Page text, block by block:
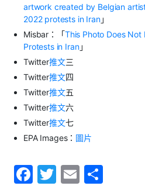
artwork created by Belgian
2022 protests in Iran」
Misbar：「This Photo Does Not
Protests in Iran」
Twitter推文三
Twitter推文四
Twitter推文五
Twitter推文六
Twitter推文七
EPA Images： 圖片
F
T
E